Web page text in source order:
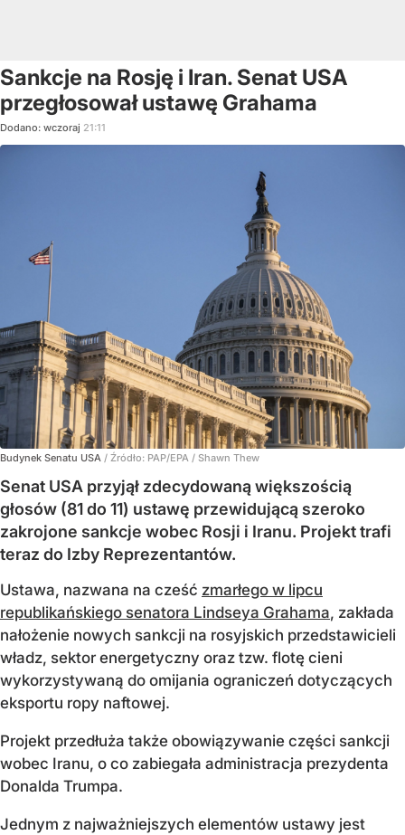
Sankcje na Rosję i Iran. Senat USA
przegłosował ustawę Grahama
Dodano: wczoraj 21:11
Budynek Senatu USA / Źródło: PAP/EPA / Shawn Thew
Senat USA przyjął zdecydowaną większością
głosów (81 do 11) ustawę przewidującą szeroko
zakrojone sankcje wobec Rosji i Iranu. Projekt trafi
teraz do Izby Reprezentantów.
Ustawa, nazwana na cześć zmarłego w lipcu
republikańskiego senatora Lindseya Grahama, zakłada
nałożenie nowych sankcji na rosyjskich przedstawicieli
władz, sektor energetyczny oraz tzw. flotę cieni
wykorzystywaną do omijania ograniczeń dotyczących
eksportu ropy naftowej.
Projekt przedłuża także obowiązywanie części sankcji
wobec Iranu, o co zabiegała administracja prezydenta
Donalda Trumpa.
Jednym z najważniejszych elementów ustawy jest